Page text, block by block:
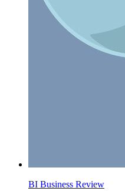
BI Business Review